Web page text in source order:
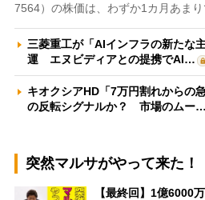
7564）の株価は、わずか1カ月あま
三菱重工が「AIインフラの新たな
運 エヌビディアとの提携でAI…
キオクシアHD「7万円割れからの
の反転シグナルか？ 市場のムー…
突然マルサがやって来た！
【最終回】1億6000